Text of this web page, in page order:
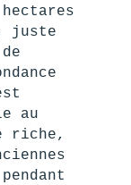
juste
au
riche,